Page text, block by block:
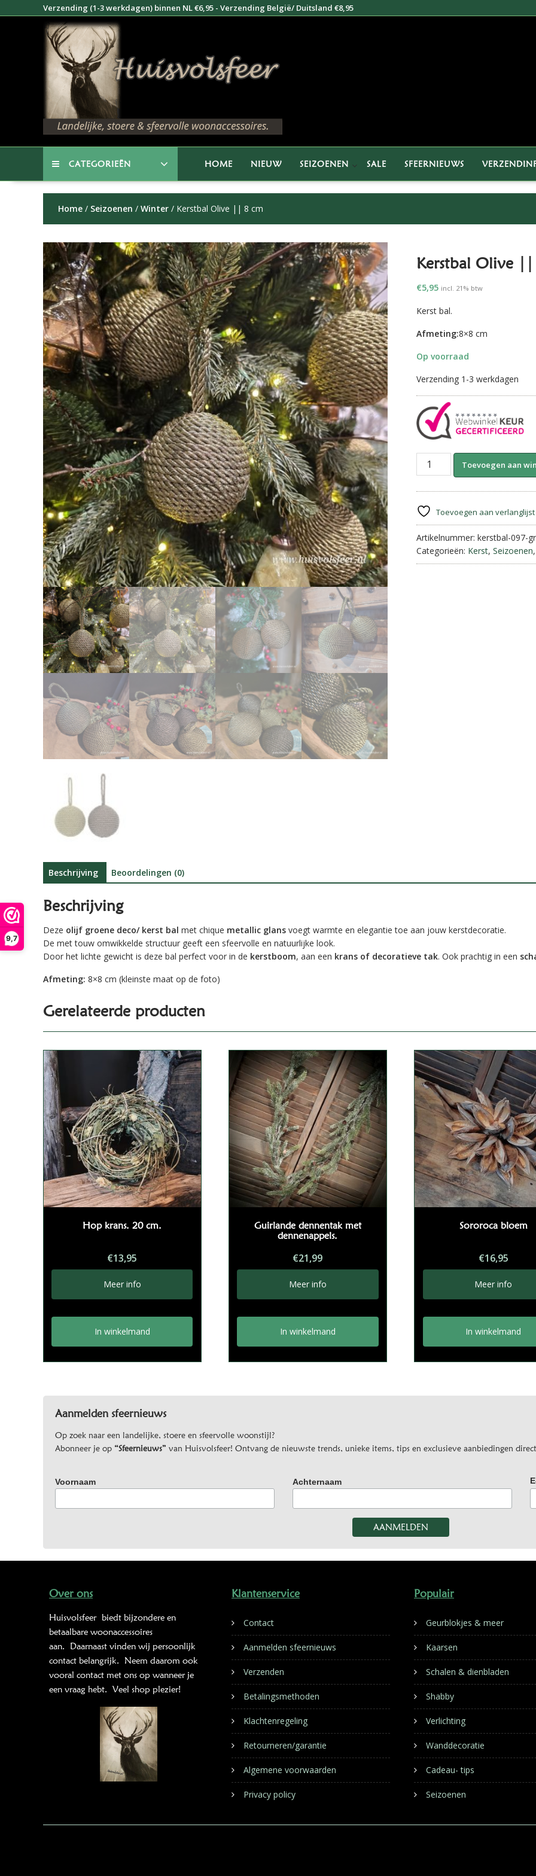
9,7
naar
Verzending (1-3 werkdagen) binnen NL €6,95 - Verzending België/ Duitsland €8,95
CATEGORIEËN HOME NIEUW SEIZOENEN SALE SFEERNIEUWS
Home / Seizoenen / Winter / Kerstbal Olive || 8 cm
Kerstbal Olive ||
€5,95 incl. 21% btw
Kerst bal.
Afmeting:8×8 cm
Op voorraad
Verzending 1-3 werkdagen
Kerstbal
cm
aantal
Toevoegen aan
Toevoegen aan verlanglijst
Artikelnummer: kerstbal-097-
Categorieën: Kerst, Seizoenen,
Beschrijving Beoordelingen (0)
Beschrijving
Deze olijf groene deco/ kerst bal met chique metallic glans voegt warmte en elegantie toe aan jouw kerstdecoratie.
De met touw omwikkelde structuur geeft een sfeervolle en natuurlijke look.
Door het lichte gewicht is deze bal perfect voor in de kerstboom, aan een krans of decoratieve tak. Ook prachtig in een
Afmeting: 8×8 cm (kleinste maat op de foto)
Gerelateerde producten
Hop krans. 20 cm.
€13,95
Meer info
In winkelmand
Guirlande dennentak met
dennenappels.
€21,99
Meer info
In winkelmand
Sororoca bloem
€16,95
Meer info
In winkelmand
Aanmelden sfeernieuws
Op zoek naar een landelijke, stoere en sfeervolle woonstijl?
Abonneer je op “Sfeernieuws” van Huisvolsfeer! Ontvang de nieuwste trends, unieke items, tips en exclusieve aanbiedingen
Voornaam Achternaam
Over ons
Huisvolsfeer biedt bijzondere en
betaalbare woonaccessoires
aan. Daarnaast vinden wij persoonlijk
contact belangrijk. Neem daarom ook
vooral contact met ons op wanneer je
een vraag hebt. Veel shop plezier!
Klantenservice
Contact
Aanmelden sfeernieuws
Verzenden
Betalingsmethoden
Klachtenregeling
Retourneren/garantie
Algemene voorwaarden
Privacy policy
Populair
Geurblokjes & meer
Kaarsen
Schalen & dienbladen
Shabby
Verlichting
Wanddecoratie
Cadeau- tips
Seizoenen